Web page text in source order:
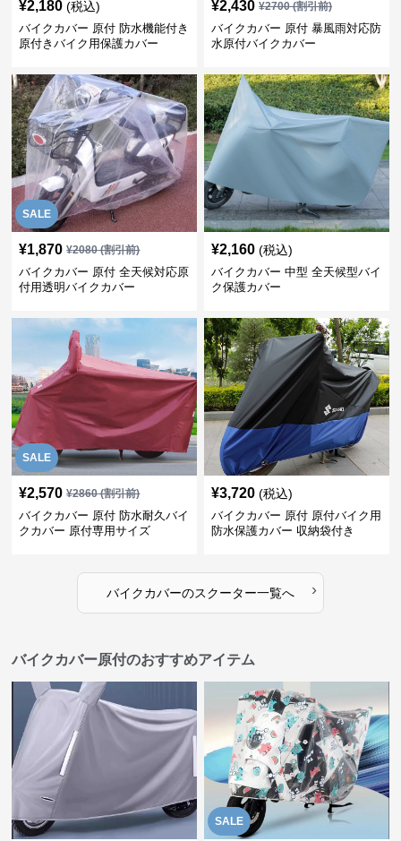
¥2,180 (税込)
バイクカバー 原付 防水機能付き
原付きバイク用保護カバー
¥2,430 ¥2700(割引前)
バイクカバー 原付 暴風雨対応防
水原付バイクカバー
SALE
¥1,870 ¥2080(割引前)
バイクカバー 原付 全天候対応原
付用透明バイクカバー
¥2,160 (税込)
バイクカバー 中型 全天候型バイ
ク保護カバー
SALE
¥2,570 ¥2860(割引前)
バイクカバー 原付 防水耐久バイ
クカバー 原付専用サイズ
¥3,720 (税込)
バイクカバー 原付 原付バイク用
防水保護カバー 収納袋付き
バイクカバーのスクーター一覧へ ›
バイクカバー原付のおすすめアイテム
SALE